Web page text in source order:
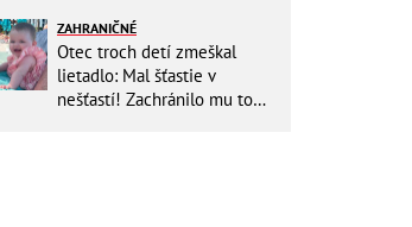
ZAHRANIČNÉ
Otec troch detí zmeškal
lietadlo: Mal šťastie v
nešťastí! Zachránilo mu to